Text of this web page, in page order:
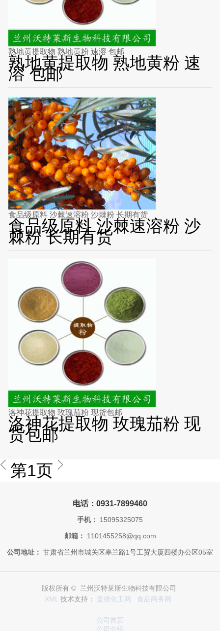
熟地黄提取物 熟地黄粉 速溶 包邮
熟地黄提取物 熟地黄粉 速
溶 包邮
食品级原料 沙棘速溶粉 沙棘粉 长期有货
食品级原料 沙棘速溶粉 沙
棘粉 长期有货
洛神花提取物 玫瑰茄粉 现货包邮
洛神花提取物 玫瑰茄粉 现
货包邮
第1页
电话：0931-7899460
手机： 15095325075
邮箱： 1101455258@qq.com
公司地址： 甘肃省兰州市城关区皋兰路1号工贸大厦四楼办公区05室
版权所有 © 兰州沃特莱斯生物科技有限公司
XML 技术支持： 盖德化工网 食品商务网
公司首页
公司介绍